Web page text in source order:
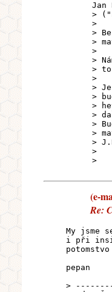
Jan
>
>
>
>
>
>
> to
>
>
>
>
>
>
>
>
>
>
(e-
Re:
My jsme
i při
pepan
>